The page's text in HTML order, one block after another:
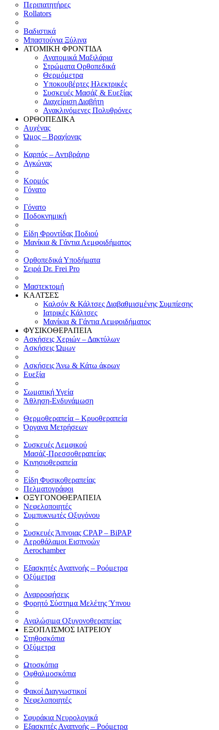
Περιπατητήρες
Rollators
Βαδιστικά
Μπαστούνια Ξύλινα
ΑΤΟΜΙΚΗ ΦΡΟΝΤΙΔΑ
Ανατομικά Μαξιλάρια
Στρώματα Ορθοπεδικά
Θερμόμετρα
Υποκουβέρτες Ηλεκτρικές
Συσκευές Μασάζ & Ευεξίας
Διαχείριση Διαβήτη
Ανακλινόμενες Πολυθρόνες
ΟΡΘΟΠΕΔΙΚΑ
Αυχένας
Ώμος – Βραχίονας
Καρπός – Αντιβράχιο
Αγκώνας
Κορμός
Γόνατο
Γόνατο
Ποδοκνημική
Είδη Φροντίδας Ποδιού
Μανίκια & Γάντια Λεμφοιδήματος
Ορθοπεδικά Υποδήματα
Σειρά Dr. Frei Pro
Μαστεκτομή
ΚΑΛΤΣΕΣ
Καλσόν & Κάλτσες Διαβαθμισμένης Συμπίεσης
Ιατρικές Κάλτσες
Μανίκια & Γάντια Λεμφοιδήματος
ΦΥΣΙΚΟΘΕΡΑΠΕΙΑ
Ασκήσεις Χεριών – Δακτύλων
Ασκήσεις Ώμων
Ασκήσεις Άνω & Κάτω άκρων
Ευεξία
Σωματική Υγεία
Άθληση-Ενδυνάμωση
Θερμοθεραπεία – Κρυοθεραπεία
Όργανα Μετρήσεων
Συσκευές Λεμφικού
Μασάζ-Πρεσσοθεραπείας
Κινησιοθεραπεία
Είδη Φυσικοθεραπείας
Πελματογράφοι
ΟΞΥΓΟΝΟΘΕΡΑΠΕΙΑ
Νεφελοποιητές
Συμπυκνωτές Οξυγόνου
Συσκευές Άπνοιας CPAP – BiPAP
Αεροθάλαμοι Εισπνοών
Aerochamber
Εξασκητές Αναπνοής – Ροόμετρα
Οξύμετρα
Αναρροφήσεις
Φορητό Σύστημα Μελέτης Ύπνου
Αναλώσιμα Οξυγονοθεραπείας
ΕΞΟΠΛΙΣΜΟΣ ΙΑΤΡΕΙΟΥ
Στηθοσκόπια
Οξύμετρα
Ωτοσκόπια
Οφθαλμοσκόπια
Φακοί Διαγνωστικοί
Νεφελοποιητές
Σφυράκια Νευρολογικά
Εξασκητές Αναπνοής – Ροόμετρα